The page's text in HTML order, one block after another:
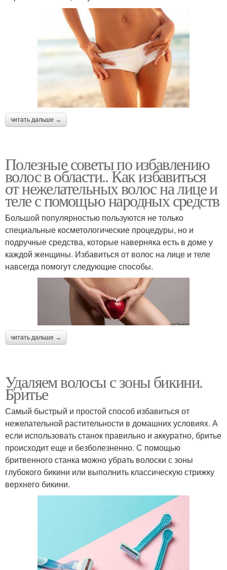
читать дальше →
Полезные советы по избавлению
волос в области.. Как избавиться
от нежелательных волос на лице и
теле с помощью народных средств
Большой популярностью пользуются не только
специальные косметологические процедуры, но и
подручные средства, которые наверняка есть в доме у
каждой женщины. Избавиться от волос на лице и теле
навсегда помогут следующие способы.
читать дальше →
Удаляем волосы с зоны бикини.
Бритье
Самый быстрый и простой способ избавиться от
нежелательной растительности в домашних условиях. А
если использовать станок правильно и аккуратно, бритье
происходит еще и безболезненно. С помощью
бритвенного станка можно убрать волоски с зоны
глубокого бикини или выполнить классическую стрижку
верхнего бикини.